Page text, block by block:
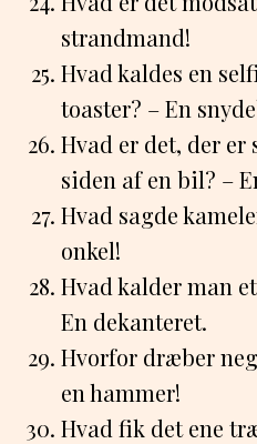
strandmand!
Hvad kaldes en
toaster? – En
Hvad er det, der er
siden af en bil? –
Hvad sagde
onkel!
Hvad kalder man
En dekanteret.
Hvorfor dræber
en hammer!
Hvad fik det ene